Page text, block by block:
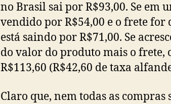
no Brasil sai por R$93,00. Se em
vendido por R$54,00 e o frete for
está saindo por R$71,00. Se
do valor do produto mais o frete,
R$113,60 (R$42,60 de taxa
Claro que, nem todas as compras